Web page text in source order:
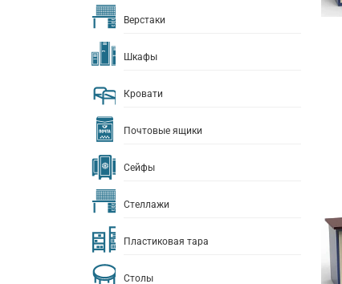
Верстаки
Шкафы
Кровати
Почтовые ящики
Сейфы
Стеллажи
Пластиковая тара
Столы